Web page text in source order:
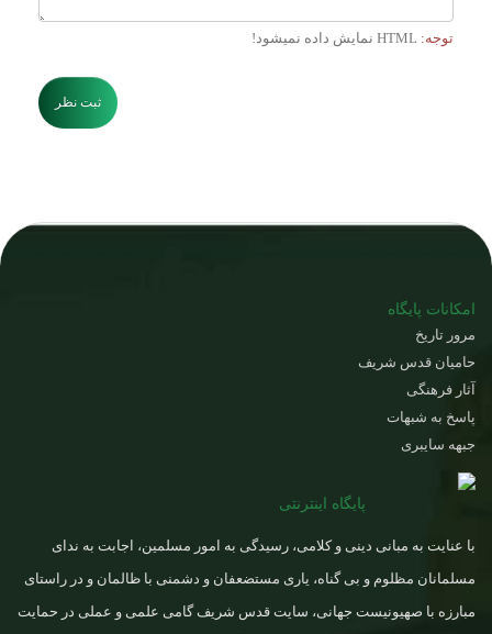
توجه:
ثبت نظر
امکانات پایگاه
مرور تاریخ
حامیان قدس شریف
آثار فرهنگی
پاسخ به شبهات
جبهه سایبری
پایگاه اینترنتی
با عنایت به مبانی دینی و کلامی، رسیدگی به امور مسلمین، اجابت به ندای
مسلمانان مظلوم و بی گناه، یاری مستضعفان و دشمنی با ظالمان و در راستای
مبارزه با صهیونیست جهانی، سایت قدس شریف گامی علمی و عملی در حمایت